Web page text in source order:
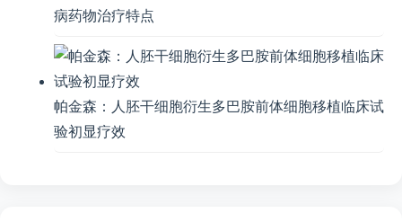
病药物治疗特点
帕金森：人胚干细胞衍生多巴胺前体细胞移植临床试
验初显疗效